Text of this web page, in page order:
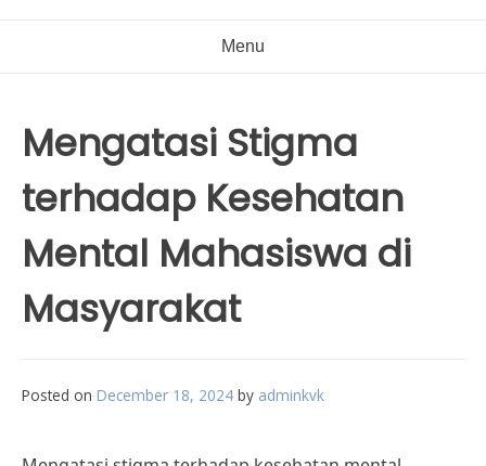
Menu
Mengatasi Stigma
terhadap Kesehatan
Mental Mahasiswa di
Masyarakat
Posted on December 18, 2024 by adminkvk